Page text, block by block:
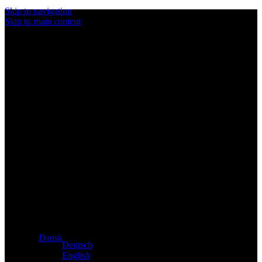
Skip to navigation
Skip to main content
Dansk
Deutsch
English